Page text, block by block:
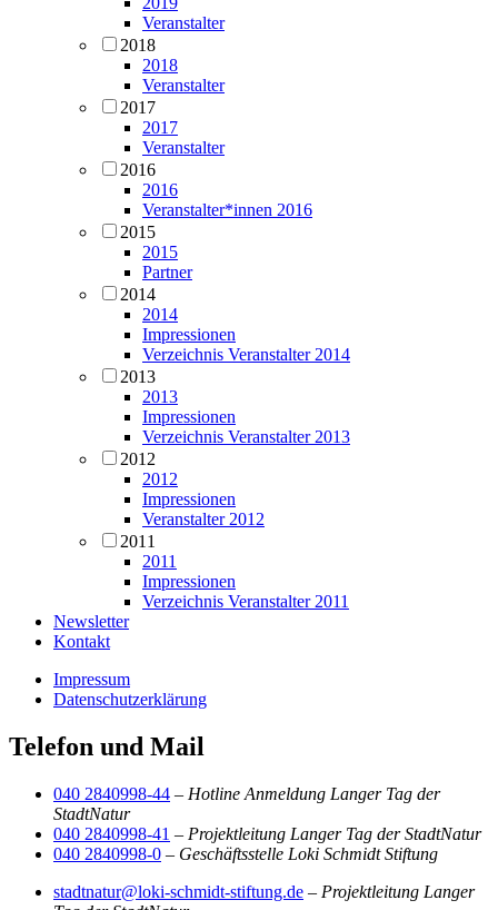
Veranstalter
2018
2018
Veranstalter
2017
2017
Veranstalter
2016
2016
Veranstalter*innen 2016
2015
2015
Partner
2014
2014
Impressionen
Verzeichnis Veranstalter 2014
2013
2013
Impressionen
Verzeichnis Veranstalter 2013
2012
2012
Impressionen
Veranstalter 2012
2011
2011
Impressionen
Verzeichnis Veranstalter 2011
Newsletter
Kontakt
Impressum
Datenschutzerklärung
Telefon und Mail
040 2840998-44 – Hotline Anmeldung Langer Tag der
StadtNatur
040 2840998-41 – Projektleitung Langer Tag der StadtNatur
040 2840998-0 – Geschäftsstelle Loki Schmidt Stiftung
stadtnatur@loki-schmidt-stiftung.de – Projektleitung Langer